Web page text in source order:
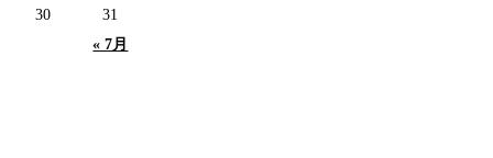
« 7月
30
31